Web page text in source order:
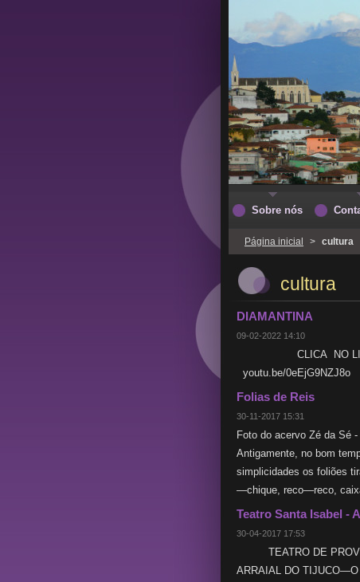
Página inicial > cultura
cultura
DIAMANTINA
09-02-2022 14:10
CLICA NO LINK
youtu.be/
Folias de Reis
30-11-2017 15:31
Foto do acervo Zé da Sé
Antigamente, no bom
simplicidades os foliões
—chique, reco—reco,
Teatro Santa Isabel -
30-04-2017 17:53
TEATRO DE
ARRAIAL DO TIJUCO—O
Sobre nós